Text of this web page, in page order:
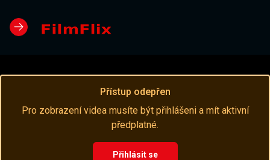
Přístup odepřen
Pro zobrazení videa musíte být přihlášeni a mít aktivní
předplatné.
Přihlásit se